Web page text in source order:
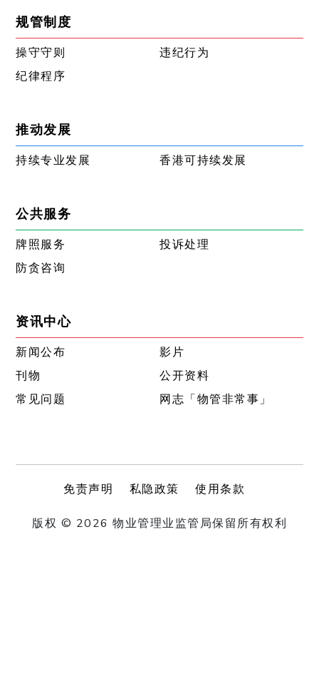
规管制度
操守守则
违纪行为
纪律程序
推动发展
持续专业发展 香港可持续发展
公共服务
牌照服务
投诉处理
防贪咨询
资讯中心
新闻公布
影片
刊物
公开资料
常见问题
网志「物管非常事」
免责声明 私隐政策 使用条款
版权 © 2026 物业管理业监管局保留所有权利